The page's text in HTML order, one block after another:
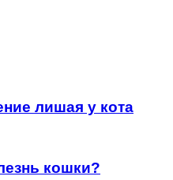
лишая у кота
кошки?